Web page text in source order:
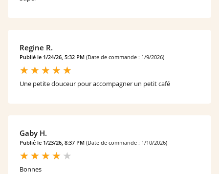
Regine R.
Publié le 1/24/26, 5:32 PM (Date de commande : 1/9/2026)
Une petite douceur pour accompagner un petit café
Gaby H.
Publié le 1/23/26, 8:37 PM (Date de commande : 1/10/2026)
Bonnes